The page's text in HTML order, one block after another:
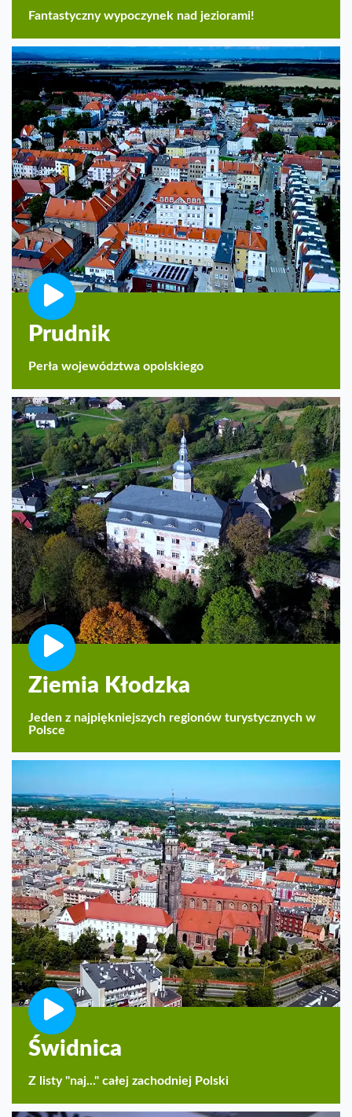
Fantastyczny wypoczynek nad jeziorami!
Prudnik
Perła województwa opolskiego
Ziemia Kłodzka
Jeden z najpiękniejszych regionów turystycznych w
Polsce
Świdnica
Z listy "naj..." całej zachodniej Polski